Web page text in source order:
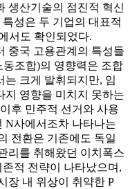
생산기술의 점진적 혁신
성은 두 기업의 대표적
서도 확인되었다.
중국 고용관계의 특성들
조합)의 영향력은 조합
는 크게 발휘되지만, 임
지 영향을 미치지 못하는
후 민주적 선거와 사용
N사에서조차 나타나는
전환은 기존에도 독일
리를 취해왔던 이치폭스
적 전략이 나타났으며,
장 내 위상이 취약한 P